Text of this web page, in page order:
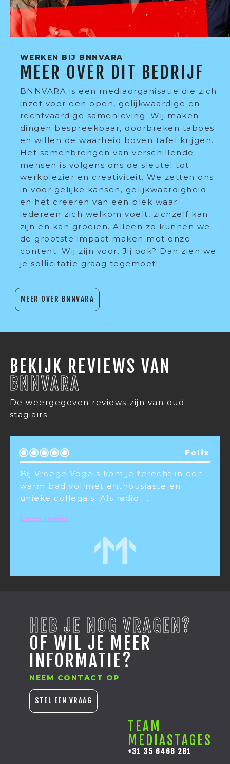
WERKEN BIJ BNNVARA
MEER OVER DIT BEDRIJF
BNNVARA is een mediaorganisatie die zich
inzet voor een open, gelijkwaardige en
rechtvaardige samenleving. Wij maken
dingen bespreekbaar, doorbreken taboes
en willen de waarheid boven tafel krijgen.
Het samenbrengen van verschillende
mensen is volgens ons de sleutel tot
werkplezier en creativiteit. We zetten ons
in voor gelijke kansen, gelijkwaardigheid
en het creëren van een plek waar
iedereen zich welkom voelt, zichzelf kan
zijn en kan groeien. Alleen zo kunnen we
de grootste impact maken met onze
content. Wij zijn voor. Jij ook? Dan zien we
je sollicitatie graag tegemoet!
MEER OVER BNNVARA
BEKIJK REVIEWS VAN
BNNVARA
De weergegeven reviews zijn van oud
stagiairs.
Felix
Bij Vroege Vogels kom je terecht in een
warm bad vol met enthousiaste en
unieke collega's. Als radio ...
Lees meer
HEB JE NOG VRAGEN?
OF WIL JE MEER
INFORMATIE?
NEEM CONTACT OP
STEL EEN VRAAG
TEAM
MEDIASTAGES
+31 35 6466 281